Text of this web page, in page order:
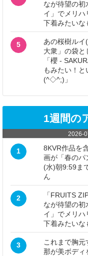
なが待望の初
イ」でメリ
下着みたいな
5
あの桜樹ルイ
大衆」の袋
「櫻 -
もみたい！
(^◇^;)」
1週間の
2026-
1
8KVR作品を
画が「春のパ
(水)朝9:59ま
ん
2
「FRUITS
なが待望の初
イ」でメリ
下着みたいな
3
これまで胸
那が美ボディ